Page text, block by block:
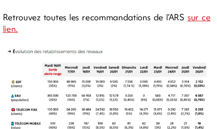
Retrouvez toutes les recommandations de l’ARS sur ce
lien.